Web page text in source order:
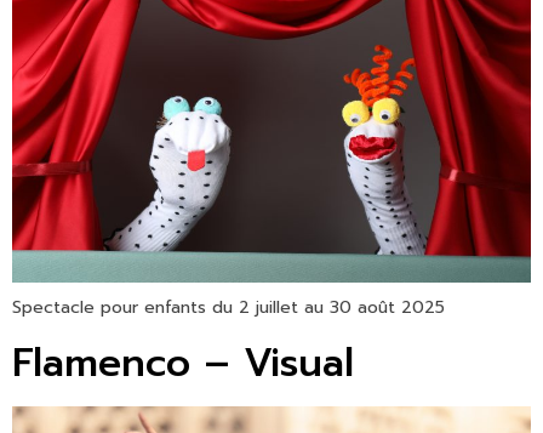
Spectacle pour enfants du 2 juillet au 30 août 2025
Flamenco – Visual